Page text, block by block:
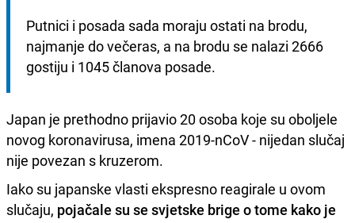
Putnici i posada sada moraju ostati na brodu,
najmanje do večeras, a na brodu se nalazi 2666
gostiju i 1045 članova posade.
Japan je prethodno prijavio 20 osoba koje su oboljele
novog koronavirusa, imena 2019-nCoV - nijedan slučaj
nije povezan s kruzerom.
Iako su japanske vlasti ekspresno reagirale u ovom
slučaju, pojačale su se svjetske brige o tome kako je